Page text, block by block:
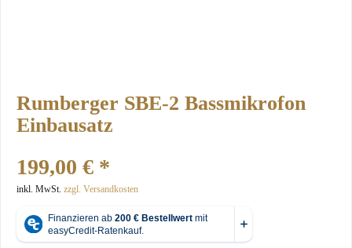
Rumberger SBE-2 Bassmikrofon
Einbausatz
199,00 € *
inkl. MwSt. zzgl. Versandkosten